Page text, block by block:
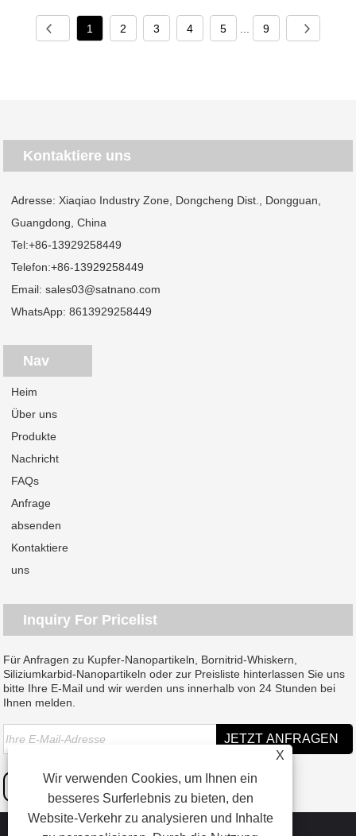
1 2 3 4 5 9
Kontaktiere uns
Adresse: Xiaqiao Industry Zone, Dongcheng Dist., Dongguan,
Guangdong, China
Tel:+86-13929258449
Telefon:+86-13929258449
Email:sales03@satnano.com
WhatsApp:8613929258449
Nav
Heim
Über uns
Produkte
Nachricht
FAQs
Anfrage
absenden
Kontaktiere
uns
Inquiry For Pricelist
Für Anfragen zu Kupfer-Nanopartikeln, Bornitrid-Whiskern,
Siliziumkarbid-Nanopartikeln oder zur Preisliste hinterlassen Sie uns
bitte Ihre E-Mail und wir werden uns innerhalb von 24 Stunden bei
Ihnen melden.
X
Wir verwenden Cookies, um Ihnen ein
besseres Surferlebnis zu bieten, den
Website-Verkehr zu analysieren und Inhalte